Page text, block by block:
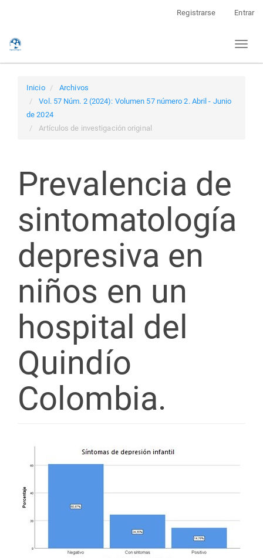
Registrarse Entrar
Toggle
Inicio
Archivos
Vol. 57 Núm. 2 (2024): Volumen 57 número 2. Abril - Junio
de 2024
Artículos de investigación original
Prevalencia de
sintomatología
depresiva en
niños en un
hospital del
Quindío
Colombia.
Barra
lateral
del